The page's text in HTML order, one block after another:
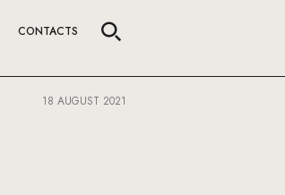
CONTACTS
18 AUGUST 2021